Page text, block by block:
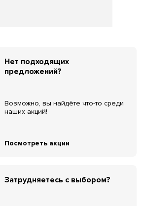
Нет подходящих
предложений?
Возможно, вы найдёте что-то среди
наших акций!
Посмотреть акции
Затрудняетесь с выбором?